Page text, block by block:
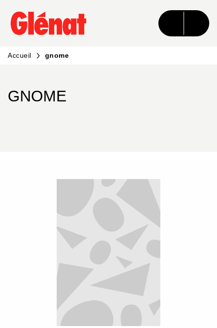
MENU RECHERCHE CONTENU
PIED DE PAGE
Accueil gnome
GNOME